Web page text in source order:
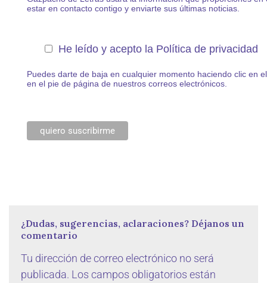
estar en contacto contigo y enviarte sus últimas noticias.
He leído y acepto la Política de privacidad
Puedes darte de baja en cualquier momento haciendo clic en
en el pie de página de nuestros correos electrónicos.
¿Dudas, sugerencias, aclaraciones? Déjanos un
comentario
Tu dirección de correo electrónico no será
publicada. Los campos obligatorios están